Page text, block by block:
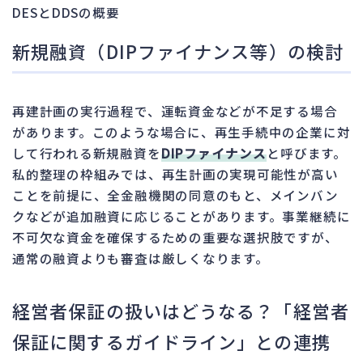
DESとDDSの概要
新規融資（DIPファイナンス等）の検討
再建計画の実行過程で、運転資金などが不足する場合
があります。このような場合に、再生手続中の企業に対
して行われる新規融資をDIPファイナンスと呼びます。
私的整理の枠組みでは、再生計画の実現可能性が高い
ことを前提に、全金融機関の同意のもと、メインバン
クなどが追加融資に応じることがあります。事業継続に
不可欠な資金を確保するための重要な選択肢ですが、
通常の融資よりも審査は厳しくなります。
経営者保証の扱いはどうなる？「経営者
保証に関するガイドライン」との連携